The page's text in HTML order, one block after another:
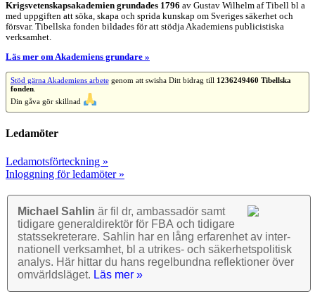
Krigsvetenskap­sakademien grundades 1796 av Gustav Wilhelm af Tibell bl a
med uppgiften att söka, skapa och sprida kunskap om Sveriges säkerhet och
försvar. Tibellska fonden bildades för att stödja Akademiens publicistiska
verksamhet.
Läs mer om Akademiens grundare »
Stöd gärna Akademiens arbetegenom att swisha Ditt bidrag till 1236249460 Tibellska
fonden.
Din gåva gör skillnad
Ledamöter
Ledamotsförteckning »
Inloggning för ledamöter »
Michael Sahlin är fil dr, ambassadör samt
tidigare general­direktör för FBA och tidigare
stats­sekre­terare. Sahlin har en lång erfarenhet av inter­
nationell verk­samhet, bl a utrikes- och säkerhets­politisk
analys. Här hittar du hans regel­bundna reflek­tioner över
omvärlds­läget. Läs mer »